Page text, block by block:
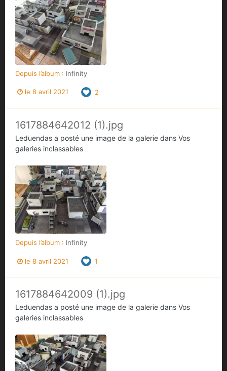
Depuis l’album : Infinity
le 8 avril 2021 2
1617884642012 (1).jpg
Leduendas a posté une image de la galerie dans Vos
galeries inclassables
Depuis l’album : Infinity
le 8 avril 2021 1
1617884642009 (1).jpg
Leduendas a posté une image de la galerie dans Vos
galeries inclassables